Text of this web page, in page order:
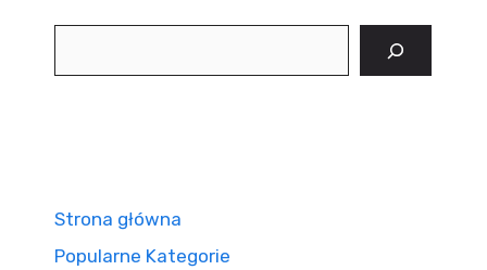
Strona główna
Popularne Kategorie